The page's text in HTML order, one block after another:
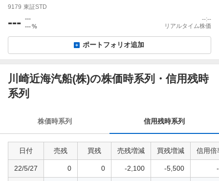
9179 東証STD
--- ---
---%
--:--
リアルタイム株価
ポートフォリオ追加
川崎近海汽船(株)の株価時系列・信用残時
系列
株価時系列 信用残時系列
日付 売残 買残 売残増減 買残増減 信用倍
22/5/27 0 0 -2,100 -5,500